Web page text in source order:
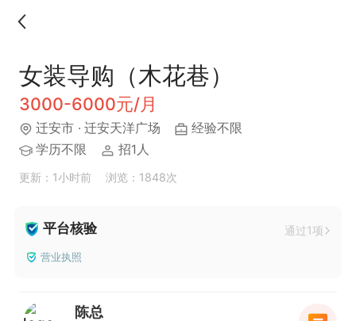
女装导购（木花巷）
3000-6000元/月
迁安市 · 迁安天洋广场
经验不限
学历不限
招1人
更新：1小时前 浏览：1848次
平台核验 通过1项
营业执照
陈总